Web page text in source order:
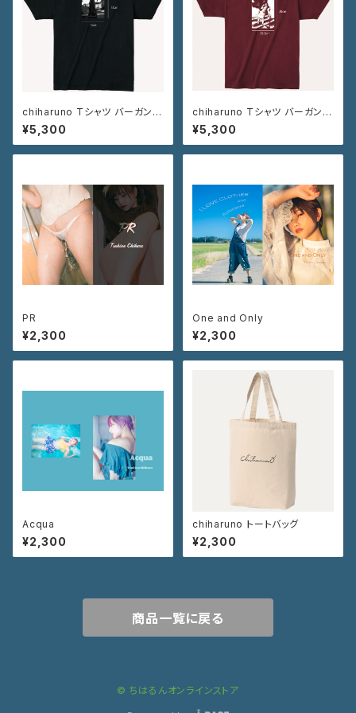
chiharuno Tシャツ バーガンデ
ィ ブラック
¥5,300
chiharuno Tシャツ バーガンデ
ィ
¥5,300
PR
¥2,300
One and Only
¥2,300
Acqua
¥2,300
chiharuno トートバッグ
¥2,300
商品一覧に戻る
© ちはるんオンラインストア